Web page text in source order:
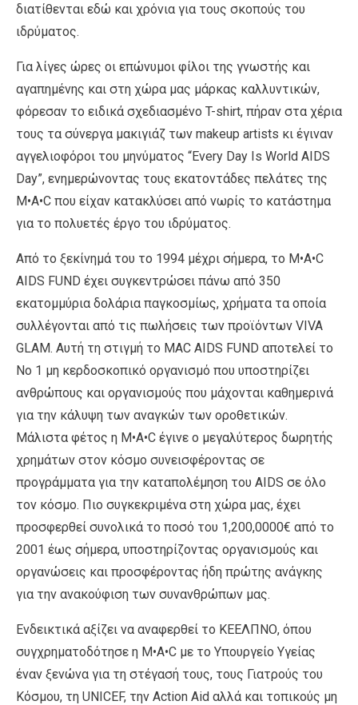
διατίθενται εδώ και χρόνια για τους σκοπούς του
ιδρύματος.
Για λίγες ώρες οι επώνυμοι φίλοι της γνωστής και
αγαπημένης και στη χώρα μας μάρκας καλλυντικών,
φόρεσαν το ειδικά σχεδιασμένο T-shirt, πήραν στα χέρια
τους τα σύνεργα μακιγιάζ των makeup artists κι έγιναν
αγγελιοφόροι του μηνύματος “Every Day Is World AIDS
Day”, ενημερώνοντας τους εκατοντάδες πελάτες της
M•A•C που είχαν κατακλύσει από νωρίς το κατάστημα
για το πολυετές έργο του ιδρύματος.
Από το ξεκίνημά του το 1994 μέχρι σήμερα, το M•A•C
AIDS FUND έχει συγκεντρώσει πάνω από 350
εκατομμύρια δολάρια παγκοσμίως, χρήματα τα οποία
συλλέγονται από τις πωλήσεις των προϊόντων VIVA
GLAM. Αυτή τη στιγμή το MAC AIDS FUND αποτελεί το
Νο 1 μη κερδοσκοπικό οργανισμό που υποστηρίζει
ανθρώπους και οργανισμούς που μάχονται καθημερινά
για την κάλυψη των αναγκών των οροθετικών.
Μάλιστα φέτος η M•A•C έγινε ο μεγαλύτερος δωρητής
χρημάτων στον κόσμο συνεισφέροντας σε
προγράμματα για την καταπολέμηση του AIDS σε όλο
τον κόσμο. Πιο συγκεκριμένα στη χώρα μας, έχει
προσφερθεί συνολικά το ποσό του 1,200,0000€ από το
2001 έως σήμερα, υποστηρίζοντας οργανισμούς και
οργανώσεις και προσφέροντας ήδη πρώτης ανάγκης
για την ανακούφιση των συνανθρώπων μας.
Ενδεικτικά αξίζει να αναφερθεί το ΚΕΕΛΠΝΟ, όπου
συγχρηματοδότησε η M•A•C με το Υπουργείο Υγείας
έναν ξενώνα για τη στέγασή τους, τους Γιατρούς του
Κόσμου, τη UNICEF, την Action Aid αλλά και τοπικούς μη